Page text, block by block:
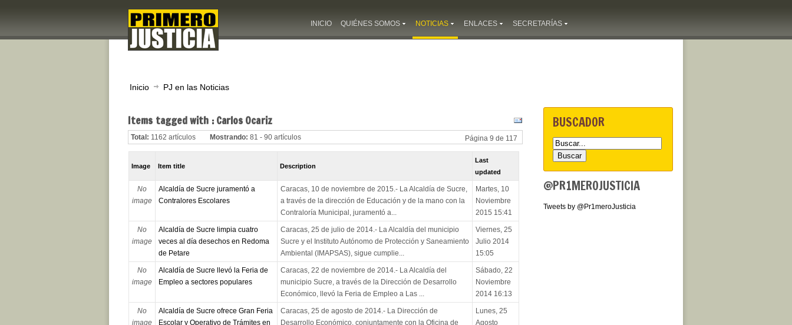
INICIO QUIÉNES SOMOS NOTICIAS ENLACES SECRETARÍAS
Inicio PJ en las Noticias
Items tagged with : Carlos Ocariz
Total: 1162 artículos Mostrando: 81 - 90 artículos Página 9 de 117
Image Item title Description
Last
updated
No
image
Alcaldía de Sucre juramentó a
Contralores Escolares
Caracas, 10 de noviembre de 2015.- La Alcaldía de Sucre,
a través de la dirección de Educación y de la mano con la
Contraloría Municipal, juramentó a...
Martes, 10
Noviembre
2015 15:41
No
image
Alcaldía de Sucre limpia cuatro
veces al día desechos en Redoma
de Petare
Caracas, 25 de julio de 2014.- La Alcaldía del municipio
Sucre y el Instituto Autónomo de Protección y Saneamiento
Ambiental (IMAPSAS), sigue cumplie...
Viernes, 25
Julio 2014
15:05
No
image
Alcaldía de Sucre llevó la Feria de
Empleo a sectores populares
Caracas, 22 de noviembre de 2014.- La Alcaldía del
municipio Sucre, a través de la Dirección de Desarrollo
Económico, llevó la Feria de Empleo a Las ...
Sábado, 22
Noviembre
2014 16:13
No
image
Alcaldía de Sucre ofrece Gran Feria
Escolar y Operativo de Trámites en
Caracas, 25 de agosto de 2014.- La Dirección de
Desarrollo Económico, conjuntamente con la Oficina de
Lunes, 25
Agosto
BUSCADOR
@PR1MEROJUSTICIA
Tweets by @Pr1meroJusticia